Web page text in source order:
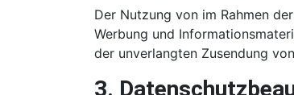
Der Nutzung von im Rahmen
Werbung und
der unverlangten Zusendung
3.